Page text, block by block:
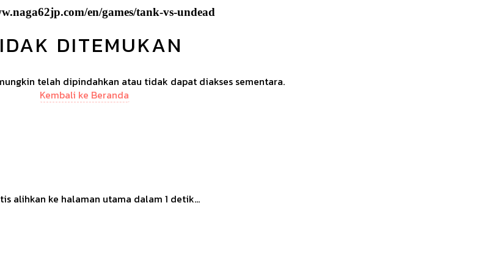
en/games/tank-vs-undead
DITEMUKAN
telah dipindahkan atau tidak dapat diakses sementara.
Kembali ke Beranda
alihkan ke halaman utama dalam 1 detik...